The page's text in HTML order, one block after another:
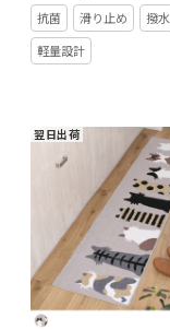
抗菌 滑り止め 撥水
軽量設計
翌日出荷